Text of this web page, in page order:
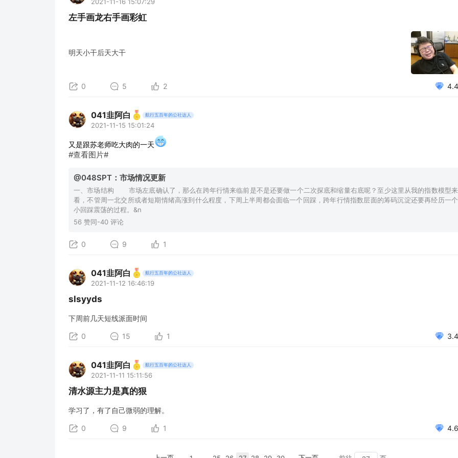
左手画龙右手画彩虹
明天小干后天大干
0 5 2
041韭阿白 航行五百年的公社达人
2021-11-15 15:01:24
又是跟苏老师吃大肉的一天
#查看图片#
@048SPT：市场情况更新
一、市场结构 市场左底确认了，那么在跨年行情来临前是不是还要做一个二次探底和缩量右底呢？至少这里从我的指数模型来
看，不管周一北交所或者短期情绪高涨到什么程度，下周上半周都会面临一个回踩，跨年行情指数层面的筹码沉淀还要再经历一个
小回踩震荡的过程。&n
56 赞同-40 评论
0 9 1
041韭阿白 航行五百年的公社达人
2021-11-12 16:46:19
slsyyds
下周前几天短线派面时间
0 15 1
041韭阿白 航行五百年的公社达人
2021-11-11 15:11:56
清水源主力是真的狠
学习了，有了自己微弱的理解。
0 9 1